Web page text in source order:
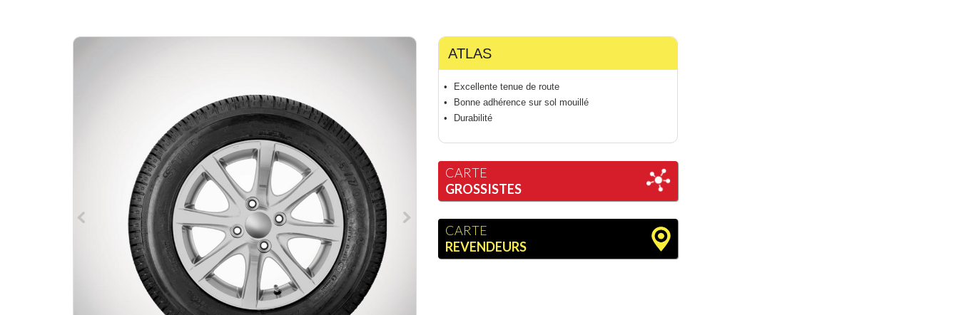
ATLAS
Excellente tenue de route
Bonne adhérence sur sol mouillé
Durabilité
CARTE
GROSSISTES
CARTE
REVENDEURS